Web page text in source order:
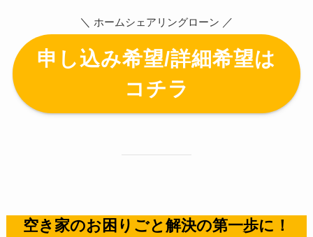
＼ ホームシェアリングローン ／
申し込み希望/詳細希望は
コチラ
空き家のお困りごと解決の第一歩に！